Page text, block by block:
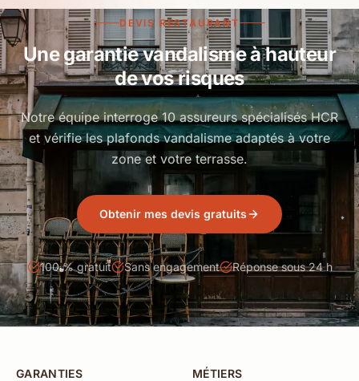
DEVIS RESTAURANT
Une garantie vandalisme à hauteur
de vos risques
Notre équipe interroge 10 assureurs spécialisés HCR
et vérifie les plafonds vandalisme adaptés à votre
zone et votre terrasse.
Obtenir mes devis gratuits
100 % gratuit Sans engagement Réponse sous 24 h
GARANTIES MÉTIERS